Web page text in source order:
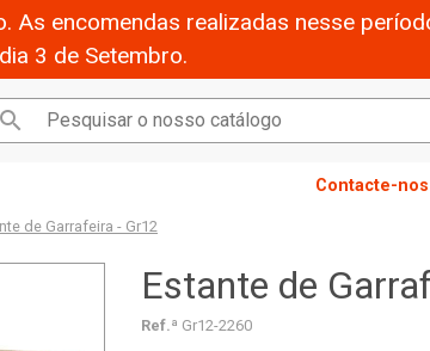
encomendas realizadas nesse
dia 3 de Setembro.

Contacte-nos
de Garrafeira - Gr12
Estante de
Ref.ª Gr12-2260